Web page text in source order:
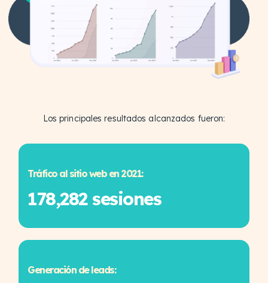
Los principales resultados alcanzados fueron:
Tráfico al sitio web en 2021:
178,282 sesiones
Generación de leads: